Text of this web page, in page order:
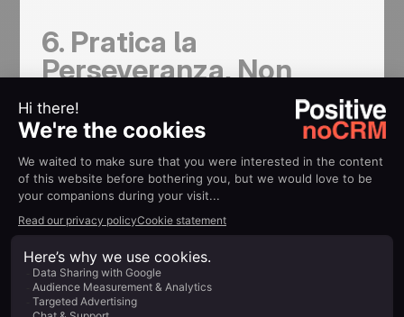
6. Pratica la
Perseveranza, Non
l’Insistenza
trovare il giusto equilibrio tra perseveranza e
insistenza. Anche se il follow-up è cruciale per
insistenti può allontanare i potenziali clienti. Per
essere un telemarketer di alto livello, devi capire
l’importanza della perseveranza, mantenendo
però la sensibilità per riconoscere quando è il
momento di fare un passo indietro e dare spazio al